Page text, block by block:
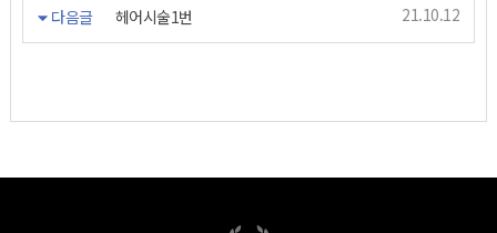
다음글 헤어시술1번 21.10.12